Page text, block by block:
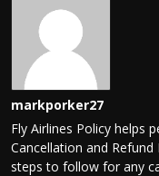
markporker27
Fly Airlines Policy helps
Cancellation and Refund
steps to follow for any